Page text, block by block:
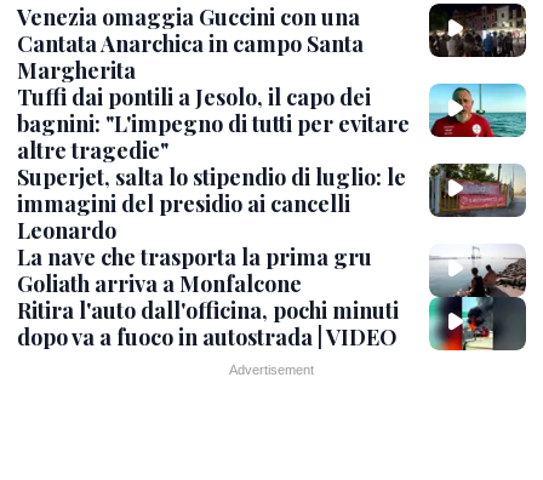
Venezia omaggia Guccini con una
Cantata Anarchica in campo Santa
Margherita
Tuffi dai pontili a Jesolo, il capo dei
bagnini: "L'impegno di tutti per evitare
altre tragedie"
Superjet, salta lo stipendio di luglio: le
immagini del presidio ai cancelli
Leonardo
La nave che trasporta la prima gru
Goliath arriva a Monfalcone
Ritira l'auto dall'officina, pochi minuti
dopo va a fuoco in autostrada | VIDEO